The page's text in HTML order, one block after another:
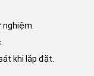
khi lắp đặt.